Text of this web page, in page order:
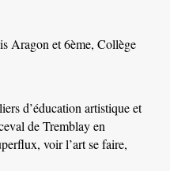
Aragon et 6ème, Collège
d’éducation artistique et
de Tremblay en
voir l’art se faire,